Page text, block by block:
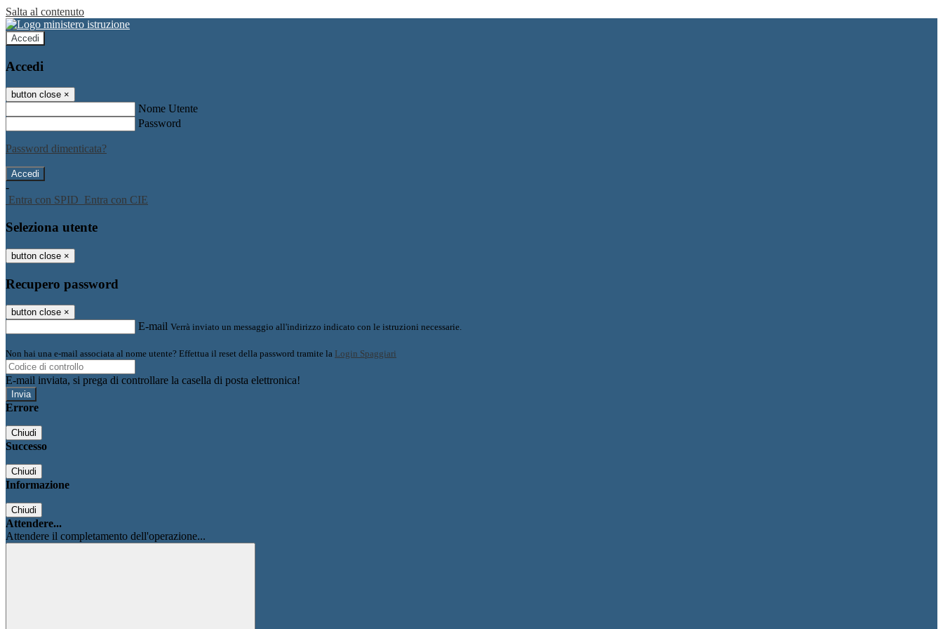
Salta al contenuto
Accedi
Accedi
button close ×
Nome Utente
Password
Password dimenticata?
-
Entra con SPID Entra con CIE
Seleziona utente
button close ×
Recupero password
button close ×
E-mail Verrà inviato un messaggio all'indirizzo indicato con le istruzioni necessarie.
Non hai una e-mail associata al nome utente? Effettua il reset della password tramite la Login Spaggiari
E-mail inviata, si prega di controllare la casella di posta elettronica!
Errore
Chiudi
Successo
Chiudi
Informazione
Chiudi
Attendere...
Attendere il completamento dell'operazione...